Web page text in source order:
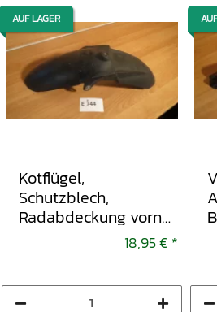
AUF LAGER
Kotflügel,
Schutzblech,
Radabdeckung vorne
BMW K 1200 R, GT, S
18,95 € *